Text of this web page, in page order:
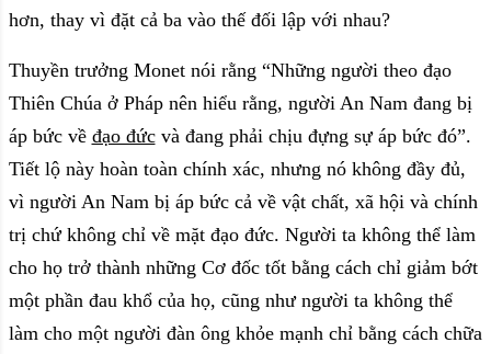
hơn, thay vì đặt cả ba vào thế đối lập với nhau?
Thuyền trưởng Monet nói rằng “Những người theo đạo
Thiên Chúa ở Pháp nên hiểu rằng, người An Nam đang bị
áp bức về đạo đứcvà đang phải chịu đựng sự áp bức đó”.
Tiết lộ này hoàn toàn chính xác, nhưng nó không đầy đủ,
vì người An Nam bị áp bức cả về vật chất, xã hội và chính
trị chứ không chỉ về mặt đạo đức. Người ta không thể làm
cho họ trở thành những Cơ đốc tốt bằng cách chỉ giảm bớt
một phần đau khổ của họ, cũng như người ta không thể
làm cho một người đàn ông khỏe mạnh chỉ bằng cách chữa